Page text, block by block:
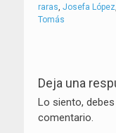
raras, Josefa López,
Tomás
de
entradas
Deja una
Lo siento,
comentario.